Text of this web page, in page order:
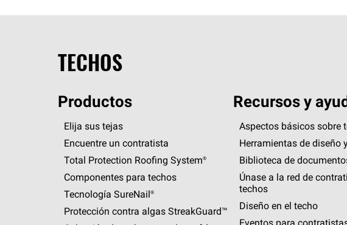
TECHOS
Productos
Elija sus tejas
Encuentre un contratista
Total Protection Roofing System®
Componentes para techos
Tecnología SureNail®
Protección contra algas StreakGuard™
Recursos y
Aspectos básicos sobre
Herramientas de diseño
Biblioteca de
Únase a la red de
techos
Diseño en el techo